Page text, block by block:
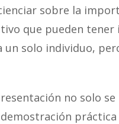
sobre la
que pueden tener
un solo individuo,
no solo